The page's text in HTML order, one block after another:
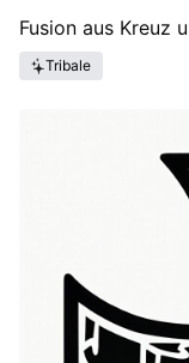
Fusion aus Kreuz
Tribale